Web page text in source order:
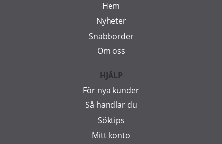
Hem
Nyheter
Snabborder
Om oss
HJÄLP
För nya kunder
Så handlar du
Söktips
Mitt konto